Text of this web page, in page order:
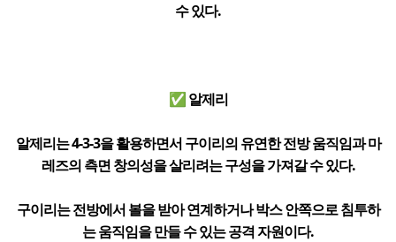
수 있다.
✅ 알제리
알제리는 4-3-3을 활용하면서 구이리의 유연한 전방 움직임과 마
레즈의 측면 창의성을 살리려는 구성을 가져갈 수 있다.
구이리는 전방에서 볼을 받아 연계하거나 박스 안쪽으로 침투하
는 움직임을 만들 수 있는 공격 자원이다.